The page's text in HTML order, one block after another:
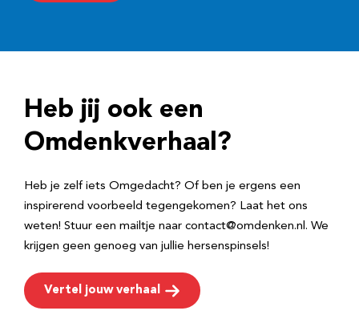
r
e
Heb jij ook een
Omdenkverhaal?
Heb je zelf iets Omgedacht? Of ben je ergens een
inspirerend voorbeeld tegengekomen? Laat het ons
weten! Stuur een mailtje naar contact@omdenken.nl. We
krijgen geen genoeg van jullie hersenspinsels!
Vertel jouw verhaal